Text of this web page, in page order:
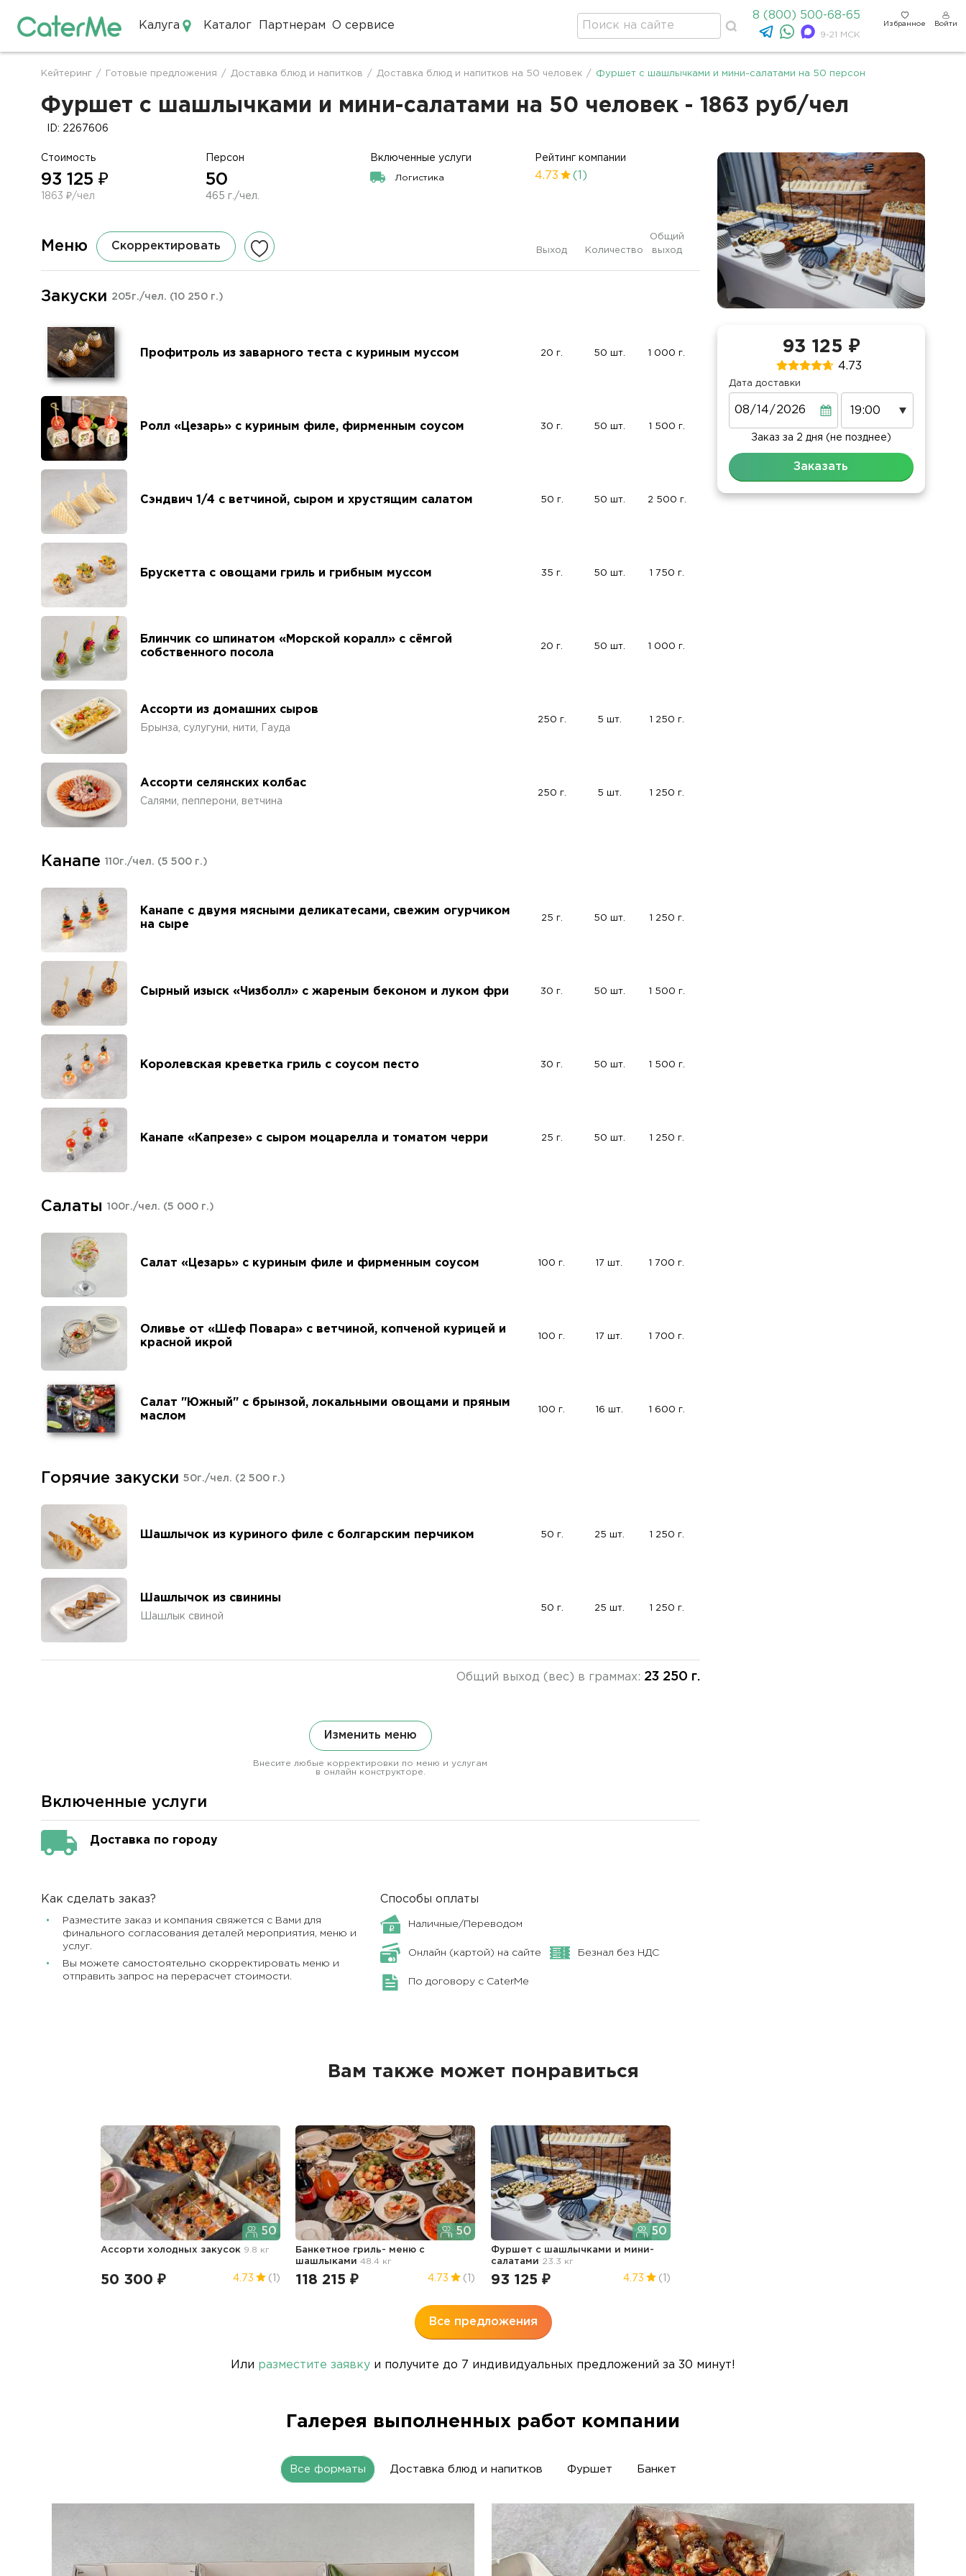
Калуга Каталог Партнерам О сервисе
8 (800) 500-68-65
9-21 МСК
Избранное Войти
Строка
навигации
Кейтеринг / Готовые предложения / Доставка блюд и напитков / Доставка блюд и напитков на 50 человек / Фуршет с шашлычками и мини-салатами на 50 персон
Фуршет с шашлычками и мини-салатами на 50 человек - 1863 руб/чел
ID: 2267606
Стоимость
93 125 ₽
1863 ₽/чел
Персон
50
465 г./чел.
Включенные услуги
Логистика
Рейтинг компании
4.73 (1)
Меню Скорректировать Выход Количество
Общий
выход
Закуски 205г./чел. (10 250 г.)
Профитроль из заварного теста с куриным муссом 20 г. 50 шт. 1 000 г.
Ролл «Цезарь» с куриным филе, фирменным соусом 30 г. 50 шт. 1 500 г.
Сэндвич 1/4 с ветчиной, сыром и хрустящим салатом 50 г. 50 шт. 2 500 г.
Брускетта с овощами гриль и грибным муссом 35 г. 50 шт. 1 750 г.
Блинчик со шпинатом «Морской коралл» с сёмгой
собственного посола
20 г. 50 шт. 1 000 г.
Ассорти из домашних сыров
Брынза, сулугуни, нити, Гауда
250 г. 5 шт. 1 250 г.
Ассорти селянских колбас
Салями, пепперони, ветчина
250 г. 5 шт. 1 250 г.
Канапе 110г./чел. (5 500 г.)
Канапе с двумя мясными деликатесами, свежим огурчиком
на сыре
25 г. 50 шт. 1 250 г.
Сырный изыск «Чизболл» с жареным беконом и луком фри 30 г. 50 шт. 1 500 г.
Королевская креветка гриль с соусом песто 30 г. 50 шт. 1 500 г.
Канапе «Капрезе» с сыром моцарелла и томатом черри 25 г. 50 шт. 1 250 г.
Салаты 100г./чел. (5 000 г.)
Салат «Цезарь» с куриным филе и фирменным соусом 100 г. 17 шт. 1 700 г.
Оливье от «Шеф Повара» с ветчиной, копченой курицей и
красной икрой
100 г. 17 шт. 1 700 г.
Салат "Южный" с брынзой, локальными овощами и пряным
маслом
100 г. 16 шт. 1 600 г.
Горячие закуски 50г./чел. (2 500 г.)
Шашлычок из куриного филе с болгарским перчиком 50 г. 25 шт. 1 250 г.
Шашлычок из свинины
Шашлык свиной
50 г. 25 шт. 1 250 г.
Общий выход (вес) в граммах: 23 250 г.
Изменить меню
Внесите любые корректировки по меню и услугам
в онлайн конструкторе.
Включенные услуги
Доставка по городу
Как сделать заказ?
Разместите заказ и компания свяжется с Вами для
финального согласования деталей мероприятия, меню и
услуг.
Вы можете самостоятельно скорректировать меню и
отправить запрос на перерасчет стоимости.
Способы оплаты
Наличные/Переводом
Онлайн (картой) на сайте Безнал без НДС
По договору с CaterMe
93 125 ₽
4.73
Дата доставки
Заказ за 2 дня (не позднее)
Заказать
Вам также может понравиться
50
Ассорти холодных закусок 9.8 кг
50 300 ₽ 4.73 (1)
50
Банкетное гриль- меню с
шашлыками48.4 кг
118 215 ₽ 4.73 (1)
50
Фуршет с шашлычками и мини-
салатами 23.3 кг
93 125 ₽ 4.73 (1)
Все предложения
Или разместите заявку и получите до 7 индивидуальных предложений за 30 минут!
Галерея выполненных работ компании
Все форматы Доставка блюд и напитков Фуршет Банкет